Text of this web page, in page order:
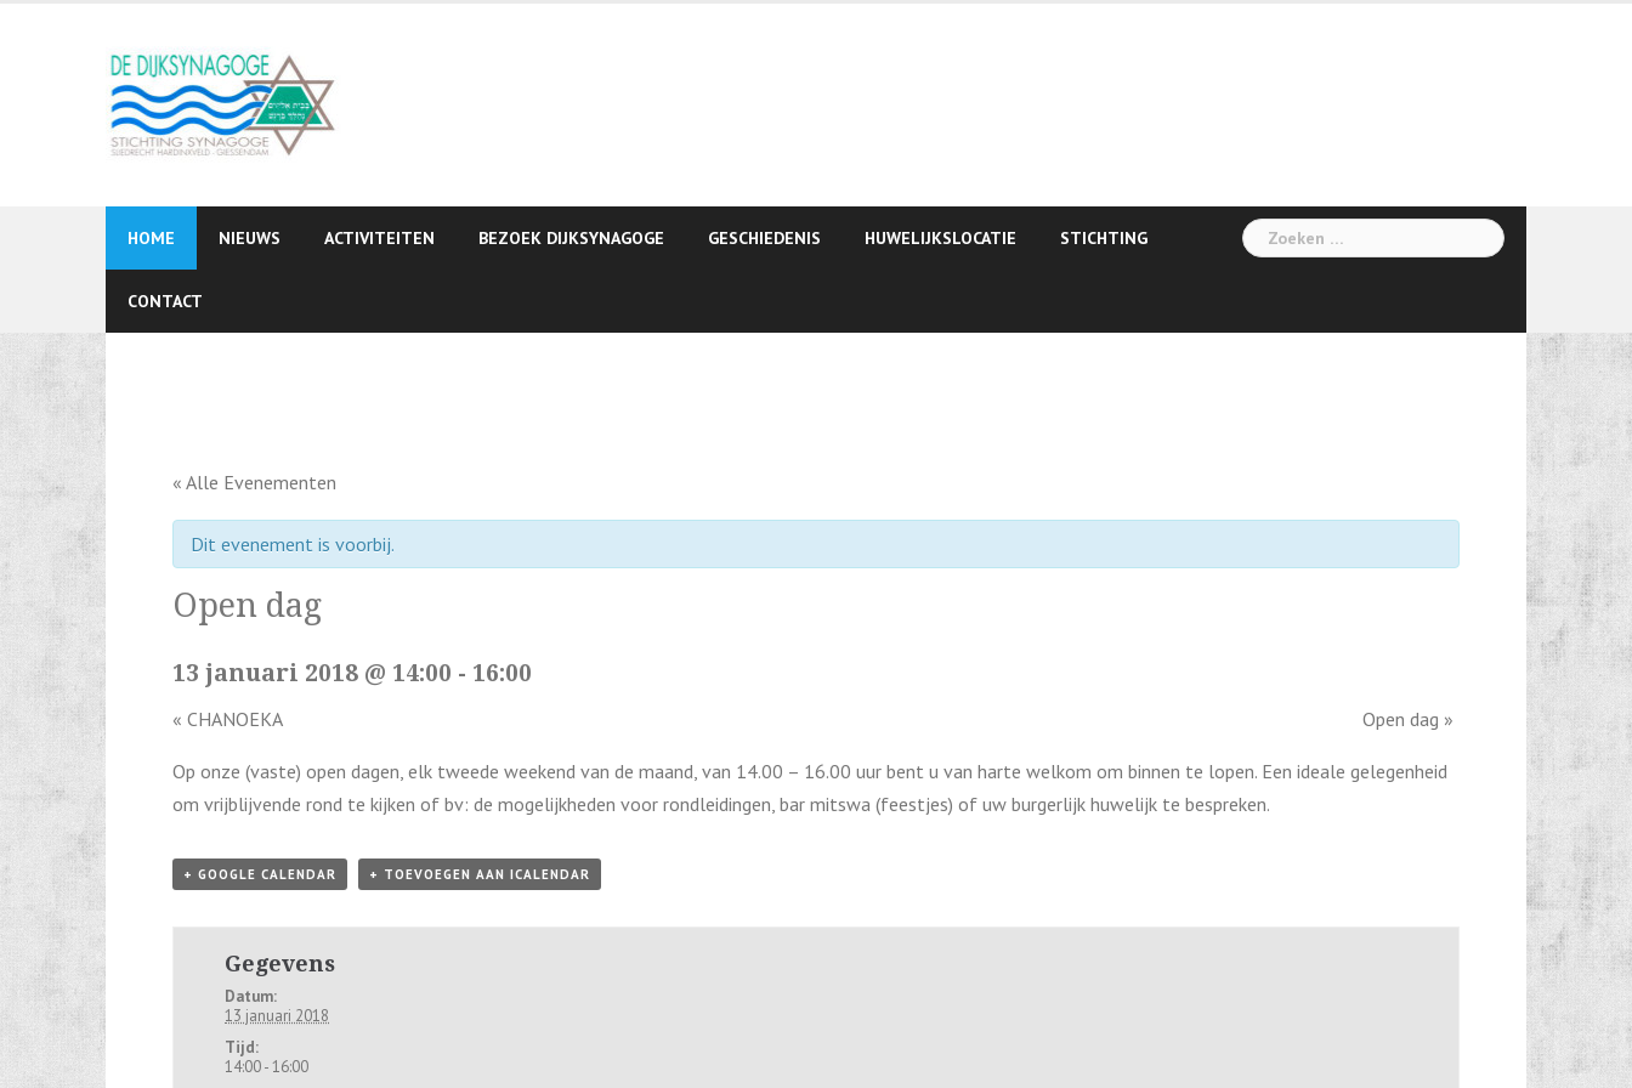
HOME NIEUWS ACTIVITEITEN BEZOEK DIJKSYNAGOGE GESCHIEDENIS HUWELIJKSLOCATIE STICHTING
CONTACT
Zoeken
naar:
« Alle Evenementen
Dit evenement is voorbij.
Open dag
13 januari 2018 @ 14:00 - 16:00
« CHANOEKA Open dag »
Op onze (vaste) open dagen, elk tweede weekend van de maand, van 14.00 – 16.00 uur bent u van harte welkom om binnen te lopen. Een ideale gelegenheid
om vrijblijvende rond te kijken of bv: de mogelijkheden voor rondleidingen, bar mitswa (feestjes) of uw burgerlijk huwelijk te bespreken.
+ GOOGLE CALENDAR + TOEVOEGEN AAN ICALENDAR
Gegevens
Datum:
13 januari 2018
Tijd:
14:00 - 16:00